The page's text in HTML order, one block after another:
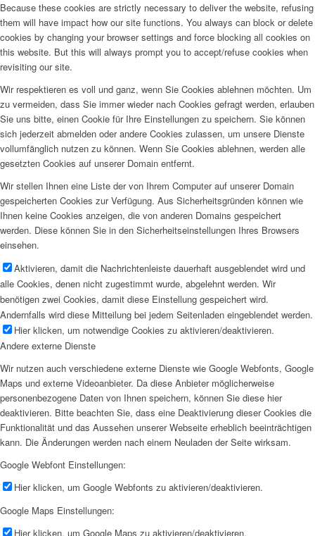
Because these cookies are strictly necessary to deliver the website, refusing
them will have impact how our site functions. You always can block or delete
cookies by changing your browser settings and force blocking all cookies on
this website. But this will always prompt you to accept/refuse cookies when
revisiting our site.
Wir respektieren es voll und ganz, wenn Sie Cookies ablehnen möchten. Um
zu vermeiden, dass Sie immer wieder nach Cookies gefragt werden, erlauben
Sie uns bitte, einen Cookie für Ihre Einstellungen zu speichern. Sie können
sich jederzeit abmelden oder andere Cookies zulassen, um unsere Dienste
vollumfänglich nutzen zu können. Wenn Sie Cookies ablehnen, werden alle
gesetzten Cookies auf unserer Domain entfernt.
Wir stellen Ihnen eine Liste der von Ihrem Computer auf unserer Domain
gespeicherten Cookies zur Verfügung. Aus Sicherheitsgründen können wie
Ihnen keine Cookies anzeigen, die von anderen Domains gespeichert
werden. Diese können Sie in den Sicherheitseinstellungen Ihres Browsers
einsehen.
Aktivieren, damit die Nachrichtenleiste dauerhaft ausgeblendet wird und
alle Cookies, denen nicht zugestimmt wurde, abgelehnt werden. Wir
benötigen zwei Cookies, damit diese Einstellung gespeichert wird.
Andernfalls wird diese Mitteilung bei jedem Seitenladen eingeblendet werden.
Hier klicken, um notwendige Cookies zu aktivieren/deaktivieren.
Andere externe Dienste
Wir nutzen auch verschiedene externe Dienste wie Google Webfonts, Google
Maps und externe Videoanbieter. Da diese Anbieter möglicherweise
personenbezogene Daten von Ihnen speichern, können Sie diese hier
deaktivieren. Bitte beachten Sie, dass eine Deaktivierung dieser Cookies die
Funktionalität und das Aussehen unserer Webseite erheblich beeinträchtigen
kann. Die Änderungen werden nach einem Neuladen der Seite wirksam.
Google Webfont Einstellungen:
Hier klicken, um Google Webfonts zu aktivieren/deaktivieren.
Google Maps Einstellungen:
Hier klicken, um Google Maps zu aktivieren/deaktivieren.